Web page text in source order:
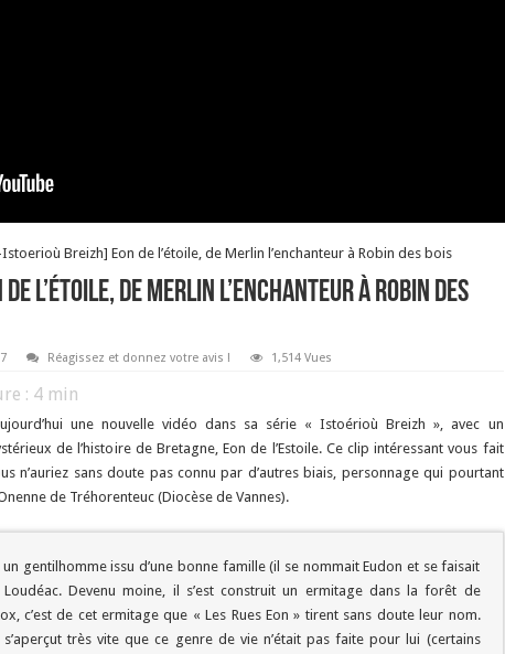
Breizh] Eon de l’étoile, de Merlin l’enchanteur à Robin des bois
l’étoile, de Merlin l’enchanteur à Robin des
Réagissez et donnez votre avis ! 1,514 Vues
: 4min
une nouvelle vidéo dans sa série « Istoérioù Breizh », avec un
de l’histoire de Bretagne, Eon de l’Estoile. Ce clip intéressant vous fait
n’auriez sans doute pas connu par d’autres biais, personnage qui pourtant
de Tréhorenteuc (Diocèse de Vannes).
un gentilhomme issu d’une bonne famille (il se nommait Eudon et se faisait
Devenu moine, il s’est construit un ermitage dans la forêt de
c’est de cet ermitage que « Les Rues Eon » tirent sans doute leur nom.
très vite que ce genre de vie n’était pas faite pour lui (certains